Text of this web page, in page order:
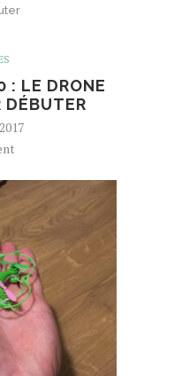
: LE DRONE
DÉBUTER